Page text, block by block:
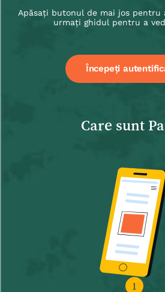
Apăsați butonul de mai jos
urmați ghidul pentru a
Începeți
Care sunt
1